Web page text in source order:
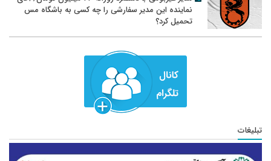
نماینده این مدیر سفارشی را چه کسی به باشگاه مس
تحمیل کرد؟
تبلیغات